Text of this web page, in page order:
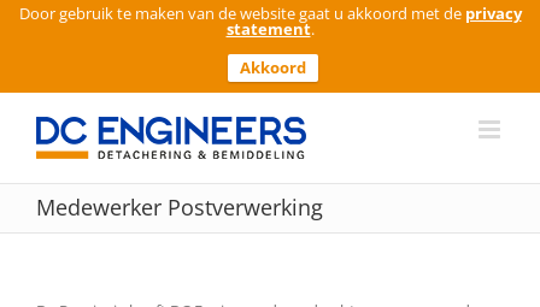
Door gebruik te maken van de website gaat u akkoord met de privacy
statement.
Akkoord
Ga
inhoud
Medewerker Postverwerking